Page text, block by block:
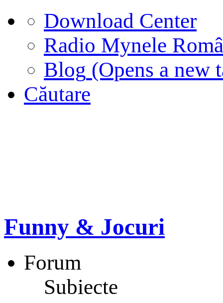
Download Center
Radio Mynele
Blog (Opens a new
Căutare
Funny & Jocuri
Forum
Subiecte